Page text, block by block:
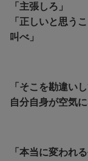
「主張しろ」
「正しいと思う
叫べ」
「そこを勘違い
自分自身が空気に
「本当に変われ